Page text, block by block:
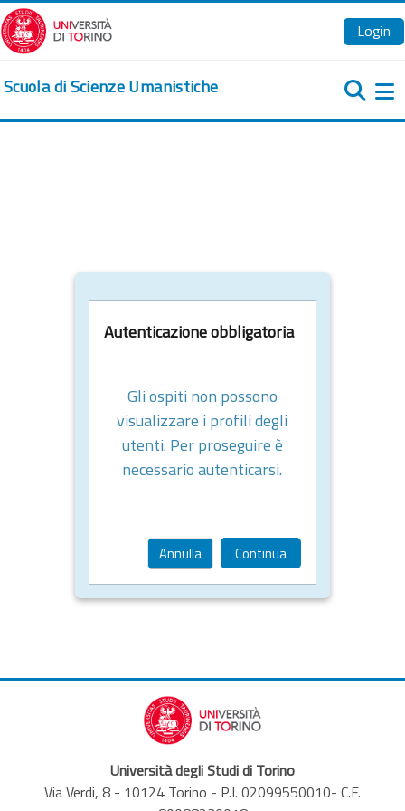
Vai al contenuto principale
Login
Scuola di Scienze Umanistiche
Autenticazione obbligatoria
Gli ospiti non possono
visualizzare i profili degli
utenti. Per proseguire è
necessario autenticarsi.
Annulla Continua
Università degli Studi di Torino
Via Verdi, 8 - 10124 Torino - P.I. 02099550010- C.F.